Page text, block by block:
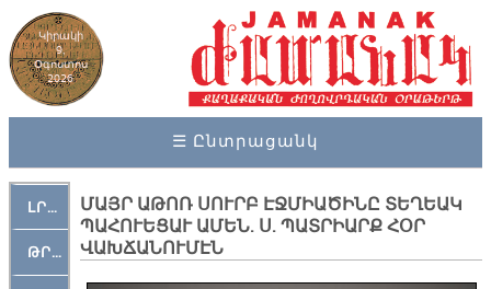
Կիրակի
9,
Օգոստոս
2026
☰ Ընտրացանկ
ԼՐԱՀՈՍ
ԹՐՔԱՀԱՅ ԿԵԱՆՔ
ՄԱՅՐ ԱԹՈՌ ՍՈՒՐԲ ԷՋՄԻԱԾԻՆԸ ՏԵՂԵԱԿ
ՊԱՀՈՒԵՑԱՒ ԱՄԵՆ. Ս. ՊԱՏՐԻԱՐՔ ՀՕՐ
ՎԱԽՃԱՆՈՒՄԷՆ